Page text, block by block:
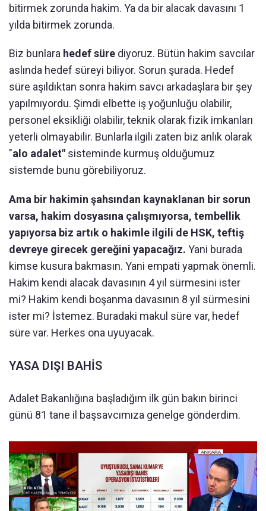
bitirmek zorunda hakim. Ya da bir alacak davasını 1
yılda bitirmek zorunda.
Biz bunlara hedef süre diyoruz. Bütün hakim savcılar
aslında hedef süreyi biliyor. Sorun şurada. Hedef
süre aşıldıktan sonra hakim savcı arkadaşlara bir şey
yapılmıyordu. Şimdi elbette iş yoğunluğu olabilir,
personel eksikliği olabilir, teknik olarak fizik imkanları
yeterli olmayabilir. Bunlarla ilgili zaten biz anlık olarak
"alo adalet" sisteminde kurmuş olduğumuz
sistemde bunu görebiliyoruz.
Ama bir hakimin şahsından kaynaklanan bir sorun
varsa, hakim dosyasına çalışmıyorsa, tembellik
yapıyorsa biz artık o hakimle ilgili de HSK, teftiş
devreye girecek gereğini yapacağız. Yani burada
kimse kusura bakmasın. Yani empati yapmak önemli.
Hakim kendi alacak davasının 4 yıl sürmesini ister
mi? Hakim kendi boşanma davasının 8 yıl sürmesini
ister mi? İstemez. Buradaki makul süre var, hedef
süre var. Herkes ona uyuyacak.
YASA DIŞI BAHİS
Adalet Bakanlığına başladığım ilk gün bakın birinci
günü 81 tane il başsavcımıza genelge gönderdim.